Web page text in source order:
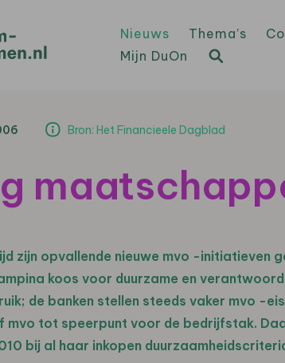
Nieuws Thema’s
Mijn DuOn
Bron: Het Financieele Dagblad
zijn opvallende nieuwe mvo -initiatieven
koos voor duurzame en
de banken stellen steeds vaker mvo -
mvo tot speerpunt voor de bedrijfstak.
bij al haar inkopen